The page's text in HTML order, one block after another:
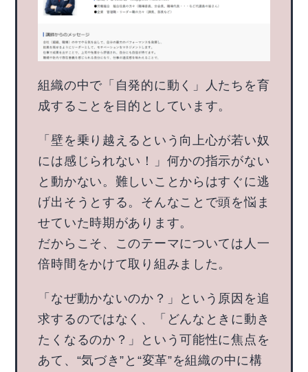
組織の中で「自発的に動く」人たちを育
成することを目的としています。
「壁を乗り越えるという向上心が若い奴
には感じられない！」何かの指示がない
と動かない。難しいことからはすぐに逃
げ出そうとする。そんなことで頭を悩ま
せていた時期があります。
だからこそ、このテーマについては人一
倍時間をかけて取り組みました。
「なぜ動かないのか？」という原因を追
求するのではなく、「どんなときに動き
たくなるのか？」という可能性に焦点を
あて、“気づき”と“変革”を組織の中に構